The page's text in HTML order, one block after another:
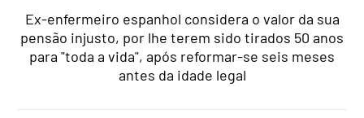
Ex-enfermeiro espanhol considera o valor da sua
pensão injusto, por lhe terem sido tirados 50 anos
para "toda a vida", após reformar-se seis meses
antes da idade legal